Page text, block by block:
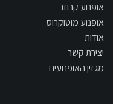
אופנוע קרוזר
אופנוע מוטוקרוס
אודות
יצירת קשר
מגזין האופנועים